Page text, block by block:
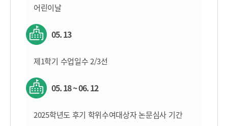
어린이날
05. 13
제1학기 수업일수 2/3선
05. 18 ~ 06. 12
2025학년도 후기 학위수여대상자 논문심사 기간